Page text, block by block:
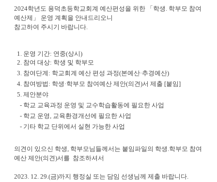
2024학년도 용덕초등학교회계 예산편성을 위한 「학생. 학부모 참여
예산제」 운영 계획을 안내드리오니
참고하여 주시기 바랍니다.
1. 운영 기간: 연중(상시)
2. 참여 대상: 학생 및 학부모
3. 참여단계 : 학교회계 예산 편성 과정(본예산·추경예산)
4. 참여방법 : 학생 ·학부모 참여예산 제안(의견)서 제출 [붙임]
5. 제안분야
-학교 교육과정 운영 및 교수학습활동에 필요한 사업
-학교 운영
교육환경개선에 필요한 사업
-기타 학교 단위에서 실현 가능한 사업
의견이 있으신 학생, 학부모님들께서는 붙임파일의 학생.학부모 참여
예산 제안(의견)서를 참조하셔서
2023. 12. 29.(금)까지 행정실 또는 담임 선생님께 제출 바랍니다.